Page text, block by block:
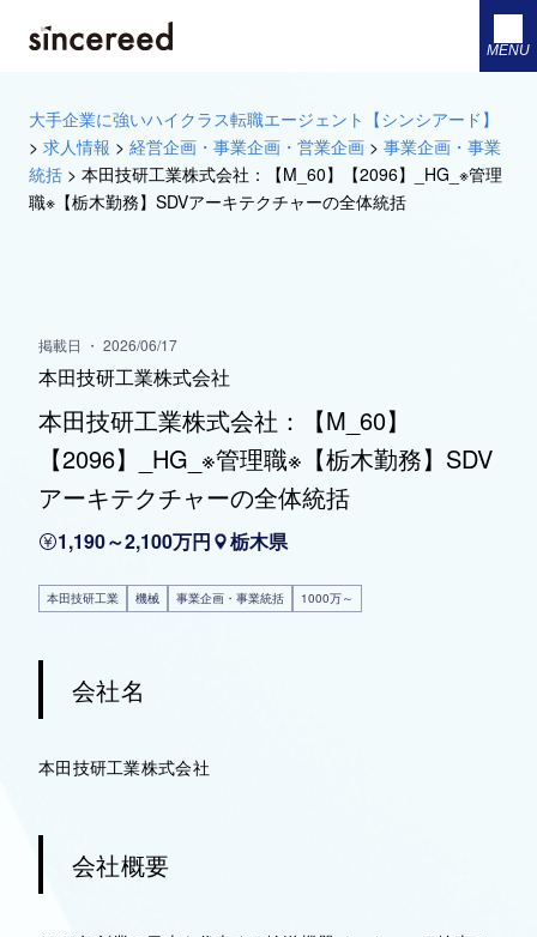
MENU
大手企業に強いハイクラス転職エージェント【シンシアード】
> 求人情報 > 経営企画・事業企画・営業企画 > 事業企画・事業
統括 > 本田技研工業株式会社：【M_60】【2096】_HG_※管理
職※【栃木勤務】SDVアーキテクチャーの全体統括
掲載日 ・ 2026/06/17
本田技研工業株式会社
本田技研工業株式会社：【M_60】
【2096】_HG_※管理職※【栃木勤務】SDV
アーキテクチャーの全体統括
1,190～2,100万円 栃木県
本田技研工業 機械 事業企画・事業統括 1000万～
会社名
本田技研工業株式会社
会社概要